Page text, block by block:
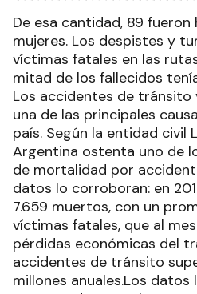
De esa cantidad, 89 fueron
mujeres. Los despistes y
víctimas fatales en las
mitad de los fallecidos
Los accidentes de tránsito
una de las principales
país. Según la entidad civil
Argentina ostenta uno de
de mortalidad por
datos lo corroboran: en
7.659 muertos, con un
víctimas fatales, que al
pérdidas económicas del
accidentes de tránsito
millones anuales.Los